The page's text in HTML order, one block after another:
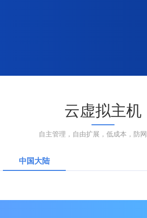
云虚拟主机
自主管理，自由扩展，低成本，防
中国大陆